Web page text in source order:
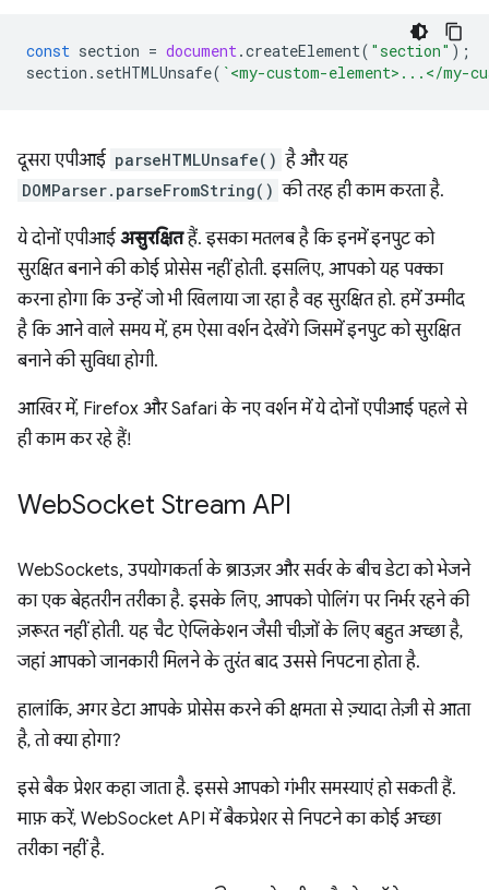
const section = document.createElement( "section" );
section . setHTMLUnsafe( `<my-custom-element>...</my-
दूसरा एपीआई parseHTMLUnsafe() है और यह
DOMParser.parseFromString() की तरह ही काम करता है.
ये दोनों एपीआई असुरक्षितहैं. इसका मतलब है कि इनमें इनपुट को
सुरक्षित बनाने की कोई प्रोसेस नहीं होती. इसलिए, आपको यह पक्का
करना होगा कि उन्हें जो भी खिलाया जा रहा है वह सुरक्षित हो. हमें उम्मीद
है कि आने वाले समय में, हम ऐसा वर्शन देखेंगे जिसमें इनपुट को सुरक्षित
बनाने की सुविधा होगी.
आखिर में, Firefox और Safari के नए वर्शन में ये दोनों एपीआई पहले से
ही काम कर रहे हैं!
WebSocket Stream API
WebSockets, उपयोगकर्ता के ब्राउज़र और सर्वर के बीच डेटा को भेजने
का एक बेहतरीन तरीका है. इसके लिए, आपको पोलिंग पर निर्भर रहने की
ज़रूरत नहीं होती. यह चैट ऐप्लिकेशन जैसी चीज़ों के लिए बहुत अच्छा है,
जहां आपको जानकारी मिलने के तुरंत बाद उससे निपटना होता है.
हालांकि, अगर डेटा आपके प्रोसेस करने की क्षमता से ज़्यादा तेज़ी से आता
है, तो क्या होगा?
इसे बैक प्रेशर कहा जाता है. इससे आपको गंभीर समस्याएं हो सकती हैं.
माफ़ करें, WebSocket API में बैकप्रेशर से निपटने का कोई अच्छा
तरीका नहीं है.